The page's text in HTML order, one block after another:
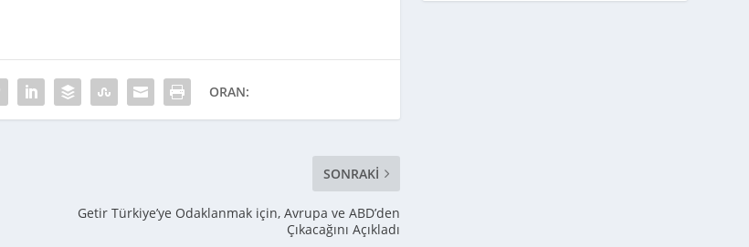
ORAN:
SONRAKI
Getir Türkiye’ye Odaklanmak için, Avrupa ve ABD’den
Çıkacağını Açıkladı